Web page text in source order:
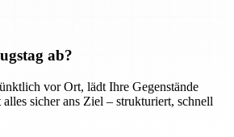
ab?
vor Ort, lädt Ihre Gegenstände
sicher ans Ziel – strukturiert, schnell